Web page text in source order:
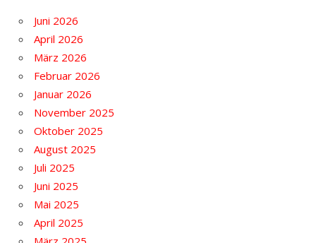
Juni 2026
April 2026
März 2026
Februar 2026
Januar 2026
November 2025
Oktober 2025
August 2025
Juli 2025
Juni 2025
Mai 2025
April 2025